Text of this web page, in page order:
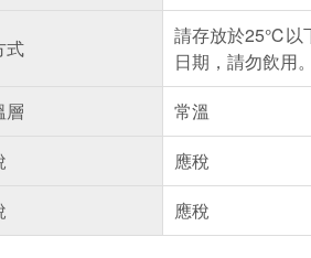
式
請存放於25℃以
日期，請勿飲用。
層
常溫
應稅
應稅